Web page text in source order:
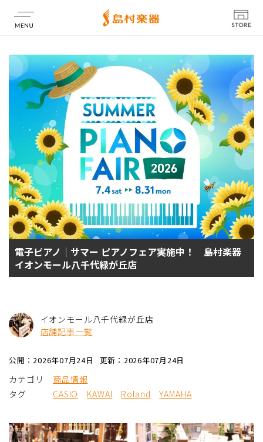
店舗情報
電子ピアノ｜サマー ピアノフェア実施中！ 島村楽器
イオンモール八千代緑が丘店
イオンモール八千代緑が丘店
店舗記事一覧
公開：2026年07月24日 更新：2026年07月24日
カテゴリ
商品情報
タグ
CASIO KAWAI Roland YAMAHA